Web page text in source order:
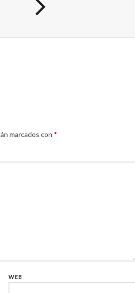
marcados con *
WEB